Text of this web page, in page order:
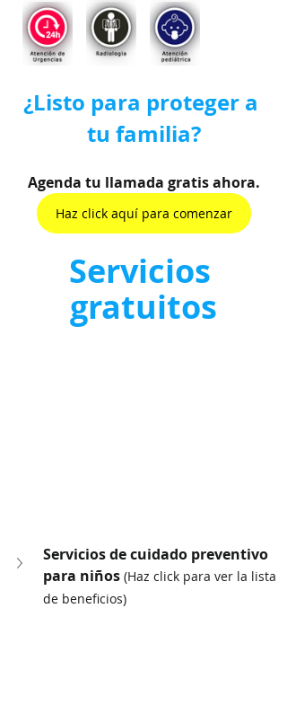
¿Listo para proteger a
tu familia?
Agenda tu llamada gratis ahora.
Haz click aquí para comenzar
Servicios
gratuitos
Servicios de cuidado preventivo
para niños (Haz click para ver la lista
de beneficios)